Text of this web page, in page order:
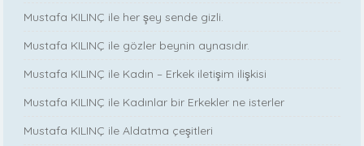
Mustafa KILINÇ ile her şey sende gizli.
Mustafa KILINÇ ile gözler beynin aynasıdır.
Mustafa KILINÇ ile Kadın – Erkek iletişim ilişkisi
Mustafa KILINÇ ile Kadınlar bir Erkekler ne isterler
Mustafa KILINÇ ile Aldatma çeşitleri